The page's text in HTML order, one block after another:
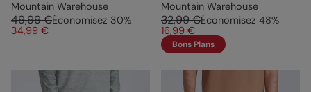
Mountain Warehouse
49,99 €Économisez 30%
34,99 €
Mountain Warehouse
32,99 €Économisez 48%
16,99 €
Bons Plans